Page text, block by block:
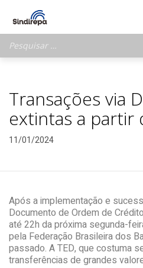
por:
Transações via
extintas a partir
11/01/2024
Após a implementação e
Documento de Ordem de
até 22h da próxima segunda-
pela Federação Brasileira dos
passado. A TED, que costuma
transferências de grandes